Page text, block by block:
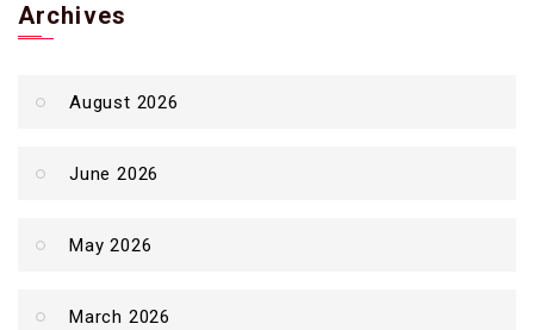
Archives
August 2026
June 2026
May 2026
March 2026